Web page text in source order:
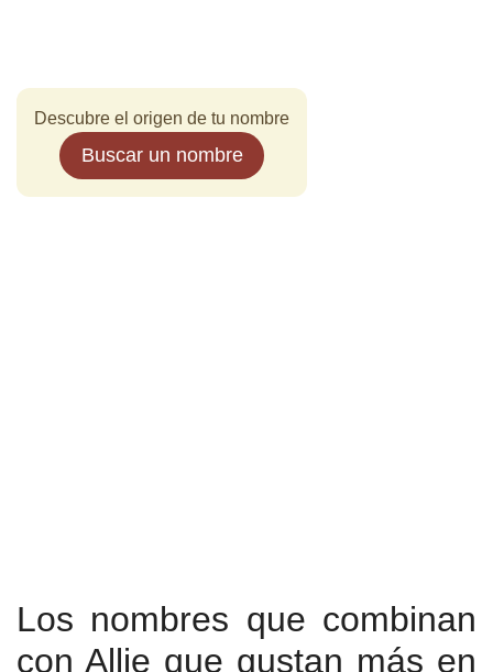
Descubre el origen de tu nombre
Buscar un nombre
Los nombres que combinan
con Allie que gustan más en